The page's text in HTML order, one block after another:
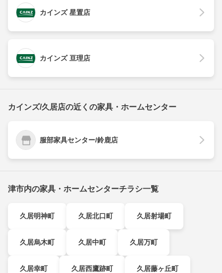
カインズ 星置店
カインズ 亘理店
カインズ/久居店の近くの家具・ホームセンター
服部家具センター/鈴鹿店
津市内の家具・ホームセンターチラシ一覧
久居明神町 久居北口町 久居射場町
久居烏木町 久居中町 久居万町
久居幸町 久居西鷹跡町 久居藤ヶ丘町